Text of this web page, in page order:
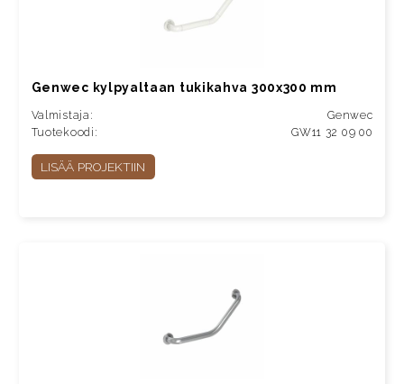
Genwec kylpyaltaan tukikahva 300x300 mm
Valmistaja:
Genwec
Tuotekoodi:
GW11 32 09 00
LISÄÄ PROJEKTIIN